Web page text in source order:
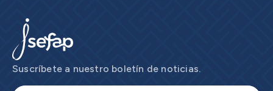
Suscríbete a nuestro boletín de noticias.